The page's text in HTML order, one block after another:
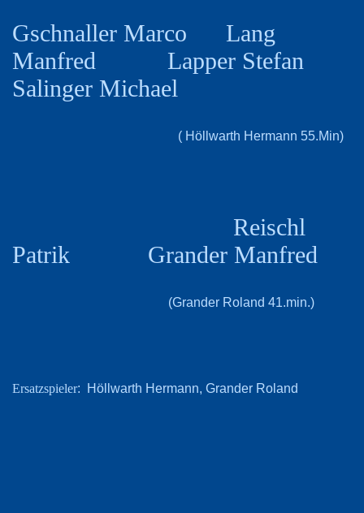
Gschnaller Marco Lang
Manfred Lapper Stefan
Salinger Michael
( Höllwarth Hermann 55.Min)
Reischl
Patrik Grander Manfred
(Grander Roland 41.min.)
Ersatzspieler: Höllwarth Hermann, Grander Roland